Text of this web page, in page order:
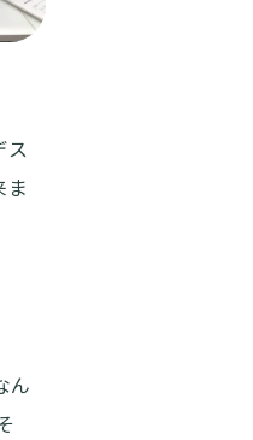
ス
ま
ん